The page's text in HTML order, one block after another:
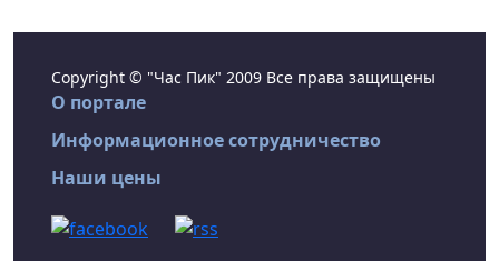
Copyright © "Час Пик" 2009 Все права защищены
О портале
Информационное сотрудничество
Наши цены